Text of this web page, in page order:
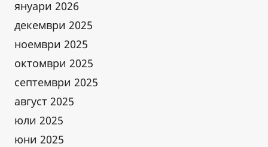
януари 2026
декември 2025
ноември 2025
октомври 2025
септември 2025
август 2025
юли 2025
юни 2025